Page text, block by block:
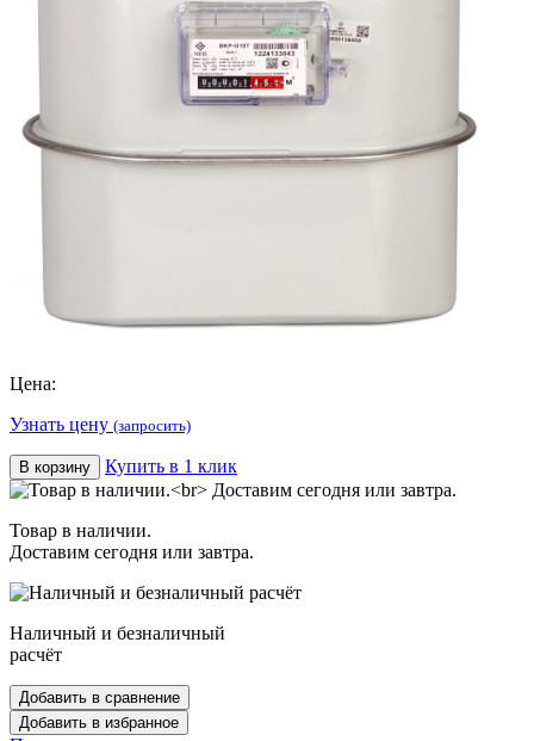
Цена:
Узнать цену (запросить)
В корзину Купить в 1 клик
Товар в наличии.
Доставим сегодня или завтра.
Наличный и безналичный
расчёт
Добавить в сравнение
Добавить в избранное